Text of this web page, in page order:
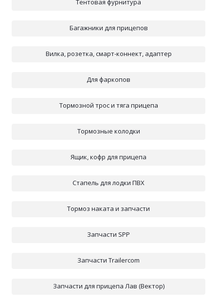
Тентовая фурнитура
Багажники для прицепов
Вилка, розетка, смарт-коннект, адаптер
Для фаркопов
Тормозной трос и тяга прицепа
Тормозные колодки
Ящик, кофр для прицепа
Стапель для лодки ПВХ
Тормоз наката и запчасти
Запчасти SPP
Запчасти Trailercom
Запчасти для прицепа Лав (Вектор)